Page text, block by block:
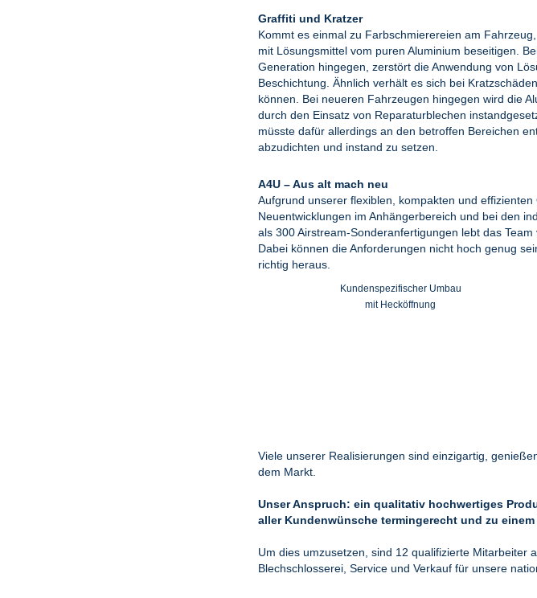
Graffiti und Kratzer
Kommt es einmal zu Farbschmierereien am
mit Lösungsmittel vom puren Aluminium beseitigen.
Generation hingegen, zerstört die Anwendung von
Beschichtung. Ähnlich verhält es sich bei
können. Bei neueren Fahrzeugen hingegen wird die
durch den Einsatz von Reparaturblechen
müsste dafür allerdings an den betroffen Bereichen
abzudichten und instand zu setzen.
A4U – Aus alt mach neu
Aufgrund unserer flexiblen, kompakten und
Neuentwicklungen im Anhängerbereich und bei den
als 300 Airstream-Sonderanfertigungen lebt das
Dabei können die Anforderungen nicht hoch genug
richtig heraus.
Kundenspezifischer Umbau
mit Hecköffnung
Viele unserer Realisierungen sind einzigartig,
dem Markt.
Unser Anspruch: ein qualitativ hochwertiges
aller Kundenwünsche termingerecht und zu
Um dies umzusetzen, sind 12 qualifizierte Mitarbeiter
Blechschlosserei, Service und Verkauf für unsere